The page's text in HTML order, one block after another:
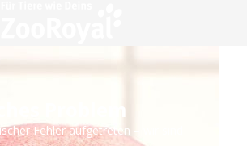
Problem
Fehler aufgetreten – wir sind